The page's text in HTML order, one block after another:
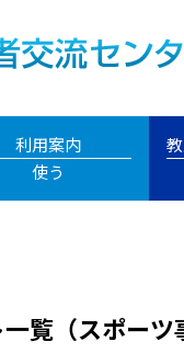
利用案内
使う
覧（スポーツ